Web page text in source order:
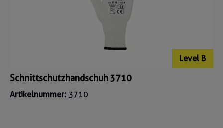
Level B
Schnittschutzhandschuh 3710
Artikelnummer: 3710